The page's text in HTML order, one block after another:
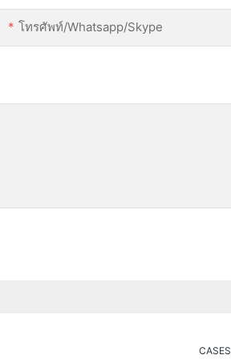
โทรศัพท์/whatsapp/skype
CASES